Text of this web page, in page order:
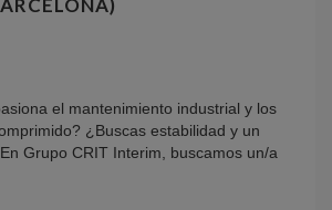
el mantenimiento industrial y los
¿Buscas estabilidad y un
Grupo CRIT Interim, buscamos un/a